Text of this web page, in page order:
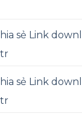
sẻ Link
sẻ Link